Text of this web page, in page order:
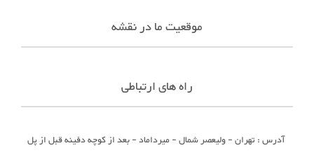
موقعیت ما در نقشه
راه های ارتباطی
آدرس : تهران - ولیعصر شمال - میرداماد - بعد از کوچه دفینه قبل از پل